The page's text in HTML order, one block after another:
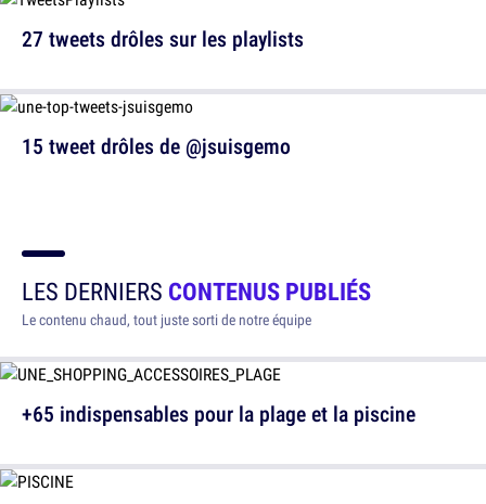
15 tweet drôles de @jsuisgemo
27 tweets drôles sur les playlists
LES DERNIERS CONTENUS PUBLIÉS
Le contenu chaud, tout juste sorti de notre équipe
+65 indispensables pour la plage et la piscine